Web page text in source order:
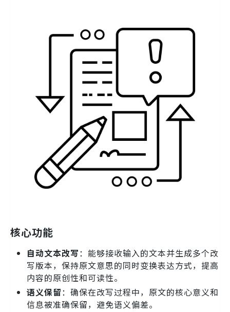
核心功能
自动文本改写：能够接收输入的文本并生成多个改
写版本，保持原文意思的同时变换表达方式，提高
内容的原创性和可读性。
语义保留：确保在改写过程中，原文的核心意义和
信息被准确保留，避免语义偏差。